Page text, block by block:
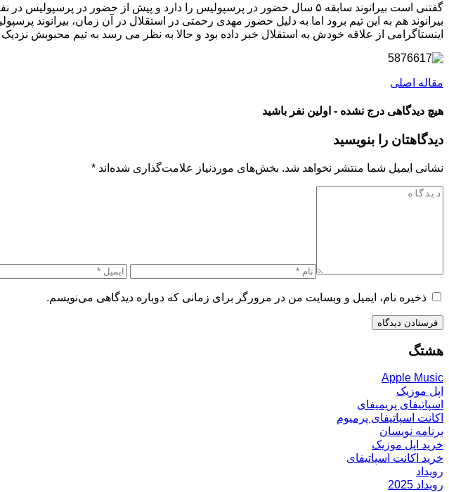
گفتنی است بیرانوند سابقه ۵ سال حضور در پرسپولیس را دارد و پیش از حضور
بیرانوند هم به این تیم برود اما به دلیل حضور مهدی رحمتی در استقلال در آن زمان، بیرانوند
اینستاگرامی از علاقه خودش به استقلال خبر داده بود و حالا به نظر می رسد به تیم محبوبش
مقاله اصلی
هیچ دیدگاهی درج نشده - اولین نفر باشید
دیدگاهتان را بنویسید
نشانی ایمیل شما منتشر نخواهد شد. بخش‌های موردنیاز علامت‌گذاری شده‌اند *
ذخیره نام، ایمیل و وبسایت من در مرورگر برای زمانی که دوباره دیدگاهی می‌نویسم.
هشتگ
Apple Music
اپل موزیک
اسپاتیفای پریمیفای
اکانت اسپاتیفای پرمیوم
برنامه نویسان
خرید اپل موزیک
خرید اکانت اسپاتیفای
رویداد
رویداد 2025